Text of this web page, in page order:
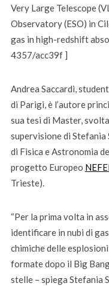
Very Large Telescope
Observatory (ESO) in
gas in high-redshift
4357/acc39f ]
Andrea Saccardi,
di Parigi, è l’autore
sua tesi di Master,
supervisione di
di Fisica e Astronomia
progetto Europeo
Trieste).
“Per la prima volta in
identificare in nubi di
chimiche delle
formate dopo il Big
stelle – spiega Stefania